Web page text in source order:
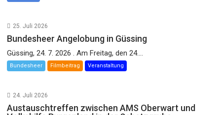
25. Juli 2026
Bundesheer Angelobung in Güssing
Güssing, 24. 7. 2026 . Am Freitag, den 24....
Bundesheer Filmbeitrag Veranstaltung
24. Juli 2026
Austauschtreffen zwischen AMS Oberwart und